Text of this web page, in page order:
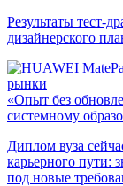
Результаты тест-
дизайнерского
рынки
«Опыт без
системному
Диплом вуза
карьерного пути:
под новые